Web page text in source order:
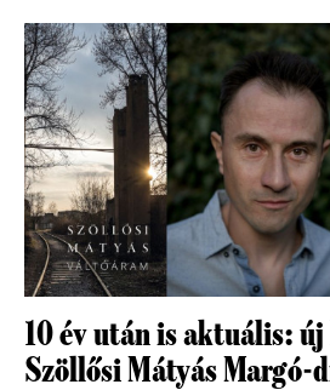
10 év után is aktuális:
Szöllősi Mátyás Margó-